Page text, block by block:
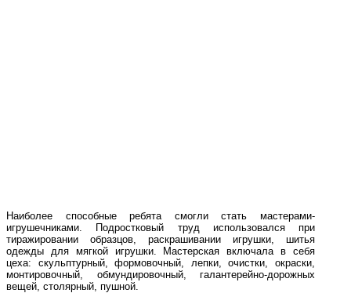
Наиболее способные ребята смогли стать мастерами-
игрушечниками. Подростковый труд использовался при
тиражировании образцов, раскрашивании игрушки, шитья
одежды для мягкой игрушки. Мастерская включала в себя
цеха: скульптурный, формовочный, лепки, очистки, окраски,
монтировочный, обмундировочный, галантерейно-дорожных
вещей, столярный, пушной.